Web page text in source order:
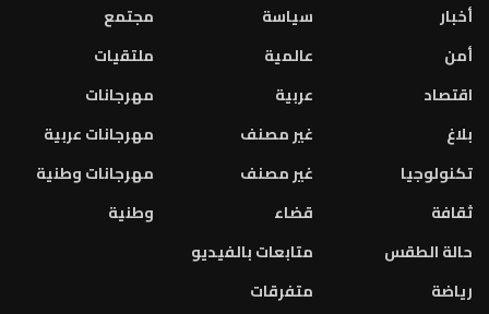
أخبار
أمن
اقتصاد
بلاغ
تكنولوجيا
ثقافة
حالة الطقس
رياضة
سياسة
عالمية
عربية
غير مصنف
غير مصنف
قضاء
متابعات بالفيديو
متفرقات
مجتمع
ملتقيات
مهرجانات
مهرجانات عربية
مهرجانات وطنية
وطنية